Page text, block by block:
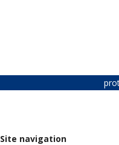
Site navigation